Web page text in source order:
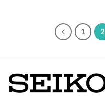
1 2